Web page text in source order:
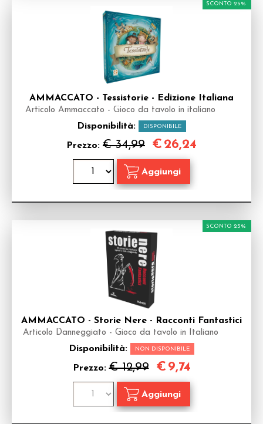
AMMACCATO - Tessistorie - Edizione Italiana
Articolo Ammaccato - Gioco da tavolo in italiano
Disponibilità: DISPONIBILE
Prezzo: € 34,99
SCONTO 25%
€ 26,24
AMMACCATO - Storie Nere - Racconti Fantastici
Articolo Danneggiato - Gioco da tavolo in Italiano
Disponibilità: NON DISPONIBILE
Prezzo:€ 12,99
SCONTO 25%
€ 9,74